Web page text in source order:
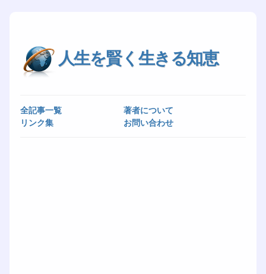
人生を賢く生きる知恵
全記事一覧
著者について
リンク集
お問い合わせ